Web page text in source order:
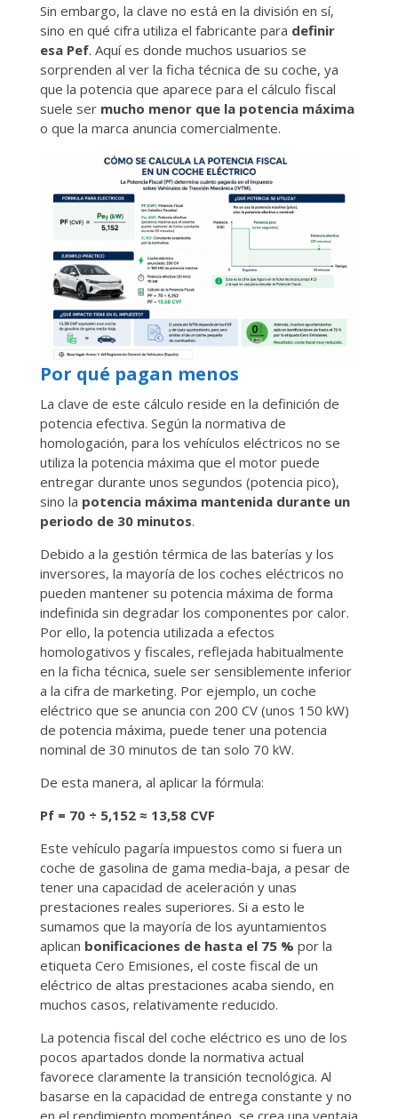
Sin embargo, la clave no está en la división en sí,
sino en qué cifra utiliza el fabricante para definir
esa Pef​. Aquí es donde muchos usuarios se
sorprenden al ver la ficha técnica de su coche, ya
que la potencia que aparece para el cálculo fiscal
suele ser mucho menor que la potencia máxima
o que la marca anuncia comercialmente.
Por qué pagan menos
La clave de este cálculo reside en la definición de
potencia efectiva. Según la normativa de
homologación, para los vehículos eléctricos no se
utiliza la potencia máxima que el motor puede
entregar durante unos segundos (potencia pico),
sino la potencia máxima mantenida durante un
periodo de 30 minutos.
Debido a la gestión térmica de las baterías y los
inversores, la mayoría de los coches eléctricos no
pueden mantener su potencia máxima de forma
indefinida sin degradar los componentes por calor.
Por ello, la potencia utilizada a efectos
homologativos y fiscales, reflejada habitualmente
en la ficha técnica, suele ser sensiblemente inferior
a la cifra de marketing. Por ejemplo, un coche
eléctrico que se anuncia con 200 CV (unos 150 kW)
de potencia máxima, puede tener una potencia
nominal de 30 minutos de tan solo 70 kW.
De esta manera, al aplicar la fórmula:
Pf = 70 ÷ 5,152 ≈ 13,58 CVF
Este vehículo pagaría impuestos como si fuera un
coche de gasolina de gama media-baja, a pesar de
tener una capacidad de aceleración y unas
prestaciones reales superiores. Si a esto le
sumamos que la mayoría de los ayuntamientos
aplican bonificaciones de hasta el 75 % por la
etiqueta Cero Emisiones, el coste fiscal de un
eléctrico de altas prestaciones acaba siendo, en
muchos casos, relativamente reducido.
La potencia fiscal del coche eléctrico es uno de los
pocos apartados donde la normativa actual
favorece claramente la transición tecnológica. Al
basarse en la capacidad de entrega constante y no
en el rendimiento momentáneo, se crea una ventaja